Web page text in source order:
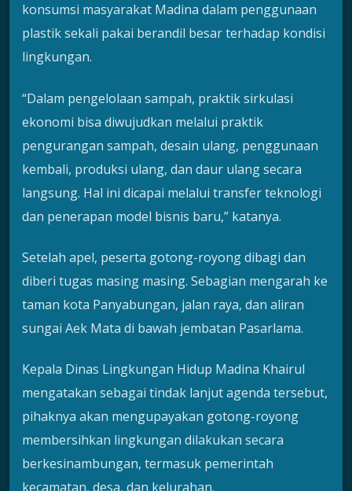
konsumsi masyarakat Madina dalam penggunaan
plastik sekali pakai berandil besar terhadap kondisi
lingkungan.
“Dalam pengelolaan sampah, praktik sirkulasi
ekonomi bisa diwujudkan melalui praktik
pengurangan sampah, desain ulang, penggunaan
kembali, produksi ulang, dan daur ulang secara
langsung. Hal ini dicapai melalui transfer teknologi
dan penerapan model bisnis baru,” katanya.
Setelah apel, peserta gotong-royong dibagi dan
diberi tugas masing masing. Sebagian mengarah ke
taman kota Panyabungan, jalan raya, dan aliran
sungai Aek Mata di bawah jembatan Pasarlama.
Kepala Dinas Lingkungan Hidup Madina Khairul
mengatakan sebagai tindak lanjut agenda tersebut,
pihaknya akan mengupayakan gotong-royong
membersihkan lingkungan dilakukan secara
berkesinambungan, termasuk pemerintah
kecamatan, desa, dan kelurahan.